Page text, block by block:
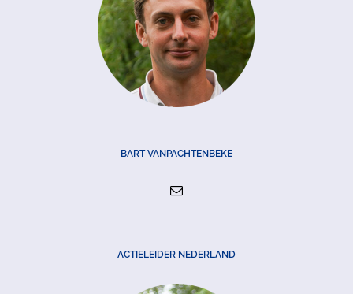
BART VANPACHTENBEKE
ACTIELEIDER NEDERLAND